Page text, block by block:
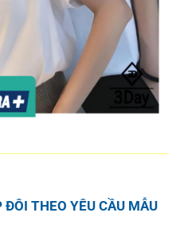
THEO YÊU CẦU MẪU